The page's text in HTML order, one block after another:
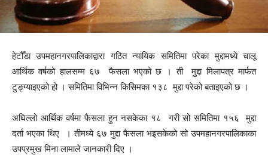
हेटौँडा उपमहानगरपालिकाद्वारा गठित न्यायिक समितिमा परेका मुद्दामध्ये चालू
आर्थिक वर्षको हालसम्म ६७ फैसला भएको छ । ती मुद्दा मिलापत्र मार्फत
टुङ्ग्याइएको हो । समितिमा विभिन्न किसिमका १३८ मुद्दा परेको बताइएको छ ।
अघिल्लो आर्थिक वर्षमा फैसला हुन नसकेका १८ गरी सो समितिमा १५६ मुद्दा
दर्ता भएका थिए । तीमध्ये ६७ मुद्दा फैसला भइसकेको सो उपमहानगरपालिकाका
उपप्रमुख मिना लामाले जानकारी दिए ।